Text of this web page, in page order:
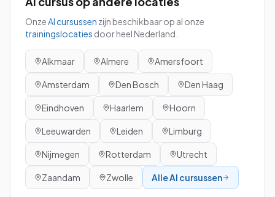
OnzeAIcursussen zijn beschikbaar op al onze
trainingslocaties door heel Nederland.
Alkmaar Almere Amersfoort
Amsterdam Den Bosch Den Haag
Eindhoven Haarlem Hoorn
Leeuwarden Leiden Limburg
Nijmegen Rotterdam Utrecht
Zaandam Zwolle AlleAI cursussen